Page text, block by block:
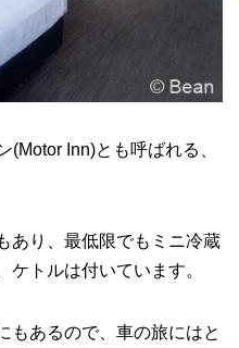
Inn)とも呼ばれる、
あり、最低限でもミニ冷蔵
トルは付いています。
もあるので、車の旅にはと